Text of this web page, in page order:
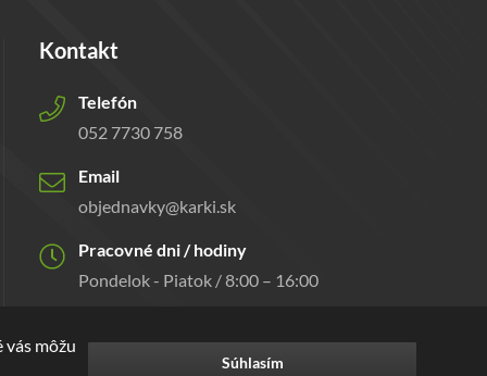
Kontakt
Telefón
052 7730 758
Email
objednavky@karki.sk
Pracovné dni / hodiny
Pondelok - Piatok / 8:00 – 16:00
vás môžu
Súhlasím